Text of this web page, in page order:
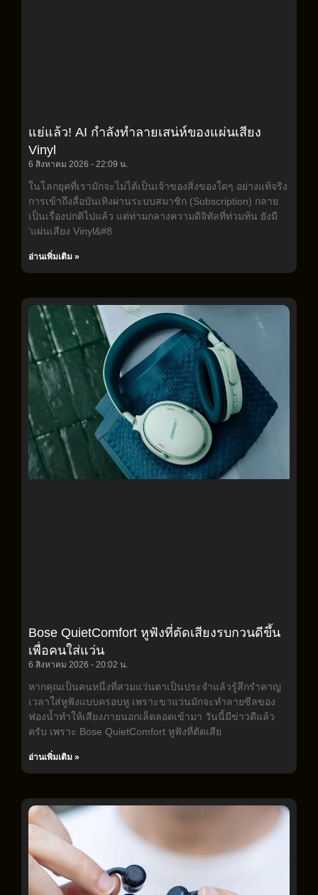
แย่แล้ว! AI กำลังทำลายเสน่ห์ของแผ่นเสียง
Vinyl
6 สิงหาคม 2026 22:09 น.
ในโลกยุคที่เรามักจะไม่ได้เป็นเจ้าของสิ่งของใดๆ อย่างแท้จริง
การเข้าถึงสื่อบันเทิงผ่านระบบสมาชิก (Subscription) กลาย
เป็นเรื่องปกติไปแล้ว แต่ท่ามกลางความดิจิทัลที่ท่วมท้น ยังมี
‘แผ่นเสียง Vinyl&#8
อ่านเพิ่มเติม »
Bose QuietComfort หูฟังที่ตัดเสียงรบกวนดีขึ้น
เพื่อคนใส่แว่น
6 สิงหาคม 2026 20:02 น.
หากคุณเป็นคนหนึ่งที่สวมแว่นตาเป็นประจำแล้วรู้สึกรำคาญ
เวลาใส่หูฟังแบบครอบหู เพราะขาแว่นมักจะทำลายซีลของ
ฟองน้ำทำให้เสียงภายนอกเล็ดลอดเข้ามา วันนี้มีข่าวดีแล้ว
ครับ เพราะ Bose QuietComfort หูฟังที่ตัดเสีย
อ่านเพิ่มเติม »